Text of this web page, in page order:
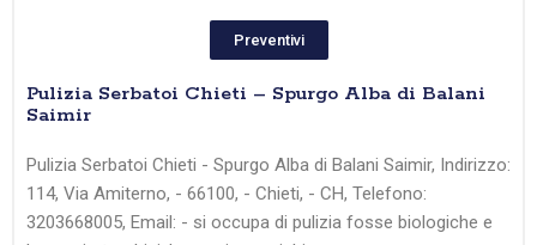
Preventivi
Pulizia Serbatoi Chieti – Spurgo Alba di Balani
Saimir
Pulizia Serbatoi Chieti - Spurgo Alba di Balani Saimir, Indirizzo:
114, Via Amiterno, - 66100, - Chieti, - CH, Telefono:
3203668005, Email: - si occupa di pulizia fosse biologiche e